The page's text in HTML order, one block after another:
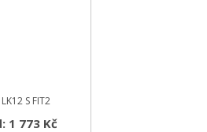
S FIT2
1 773 Kč